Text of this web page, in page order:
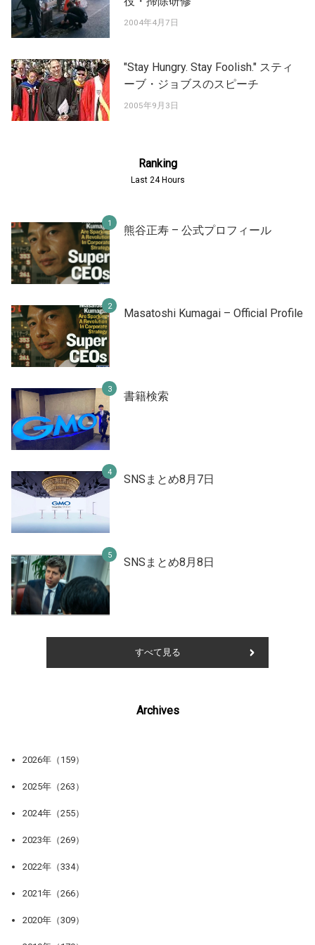
2004年4月7日
"Stay Hungry. Stay Foolish." スティ
ーブ・ジョブスのスピーチ
2005年9月3日
Ranking
Last 24 Hours
熊谷正寿 – 公式プロフィール
Masatoshi Kumagai – Official Profile
書籍検索
SNSまとめ8月7日
SNSまとめ8月8日
すべて見る
Archives
2026年（159）
2025年（263）
2024年（255）
2023年（269）
2022年（334）
2021年（266）
2020年（309）